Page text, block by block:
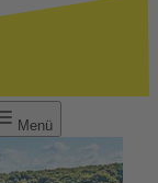
Menü